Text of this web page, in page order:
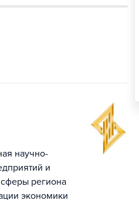
научно-
и
региона
экономики